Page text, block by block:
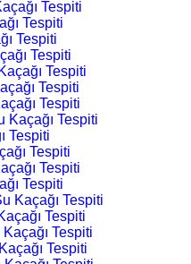
Tespiti
Tespiti
Tespiti
Tespiti
Tespiti
Tespiti
Tespiti
Kaçağı Tespiti
Tespiti
Tespiti
Tespiti
Tespiti
Kaçağı Tespiti
Tespiti
Tespiti
Tespiti